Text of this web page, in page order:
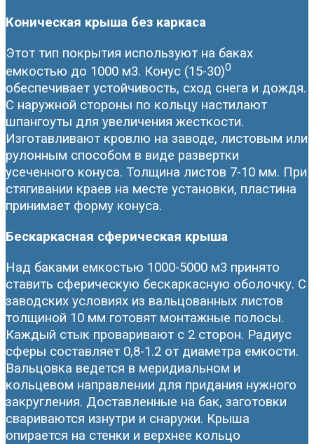
Коническая крыша без каркаса
Этот тип покрытия используют на баках
емкостью до 1000 м3. Конус (15-30)0
обеспечивает устойчивость, сход снега и дождя.
С наружной стороны по кольцу настилают
шпангоуты для увеличения жесткости.
Изготавливают кровлю на заводе, листовым или
рулонным способом в виде развертки
усеченного конуса. Толщина листов 7-10 мм. При
стягивании краев на месте установки, пластина
принимает форму конуса.
Бескаркасная сферическая крыша
Над баками емкостью 1000-5000 м3 принято
ставить сферическую бескаркасную оболочку. С
заводских условиях из вальцованных листов
толщиной 10 мм готовят монтажные полосы.
Каждый стык проваривают с 2 сторон. Радиус
сферы составляет 0,8-1.2 от диаметра емкости.
Вальцовка ведется в меридиальном и
кольцевом направлении для придания нужного
закругления. Доставленные на бак, заготовки
свариваются изнутри и снаружи. Крыша
опирается на стенки и верхнее кольцо